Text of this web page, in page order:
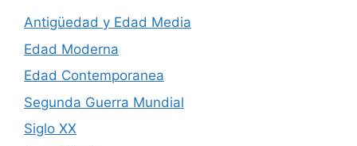
Antigüedad y Edad Media
Edad Moderna
Edad Contemporanea
Segunda Guerra Mundial
Siglo XX